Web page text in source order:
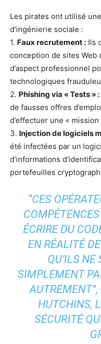
Les pirates ont utilisé
d’ingénierie sociale :
1. Faux recrutement : Ils
conception de sites Web
d’aspect professionnel
technologiques
2. Phishing via « Tests » :
de fausses offres
d’effectuer une «
3. Injection de logiciels
été infectées par un
d’informations
portefeuilles
“CES
ÉCRIRE DU
EN RÉALITÉ
QU’ILS
SIMPLEMENT
HUTCHINS,
SÉCURITÉ